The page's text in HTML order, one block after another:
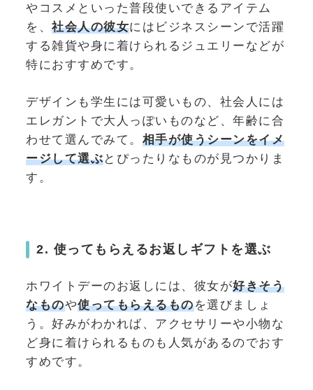
やコスメといった普段使いできるアイテム
を、 社会人の彼女にはビジネスシーンで活躍
する雑貨や身に着けられるジュエリーなどが
特におすすめです。
デザインも学生には可愛いもの、社会人には
エレガントで大人っぽいものなど、年齢に合
わせて選んでみて。 相手が使うシーンをイメ
ージして選ぶとぴったりなものが見つかりま
す。
2. 使ってもらえるお返しギフトを選ぶ
ホワイトデーのお返しには、彼女が好きそう
なものや使ってもらえるものを選びましょ
う。好みがわかれば、アクセサリーや小物な
ど身に着けられるものも人気があるのでおす
すめです。